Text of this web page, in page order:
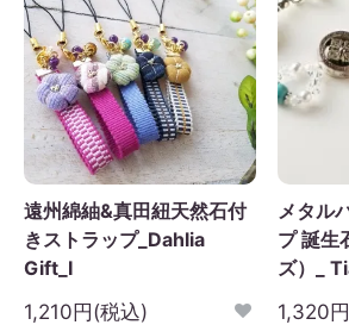
2026年9月
遠州綿紬&真田紐天然石付
きストラップ_Dahlia
Gift_I
1,210円(税込)
メタル
プ 誕生
ズ）_
1,320